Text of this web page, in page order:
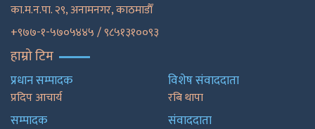
का.म.न.पा. २९, अनामनगर, काठमाडाैँ
+९७७-१-५७०५४४५ / ९८५१३१००९३
हाम्रो टिम
प्रधान सम्पादक
प्रदिप आचार्य
सम्पादक
विशेष संवाददाता
रबि थापा
संवाददाता